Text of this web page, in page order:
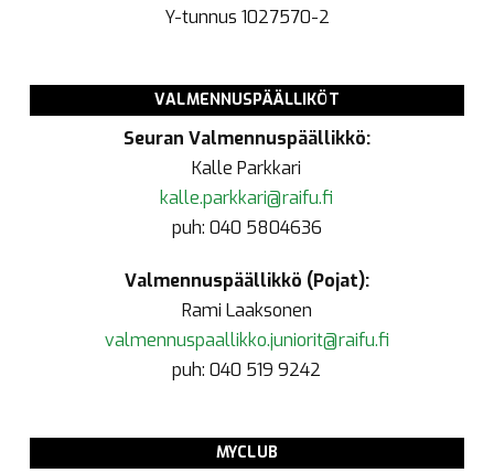
Y-tunnus 1027570-2
VALMENNUSPÄÄLLIKÖT
Seuran Valmennuspäällikkö:
Kalle Parkkari
kalle.parkkari@raifu.fi
puh: 040 5804636
Valmennuspäällikkö (Pojat):
Rami Laaksonen
valmennuspaallikko.juniorit@raifu.fi
puh: 040 519 9242
MYCLUB